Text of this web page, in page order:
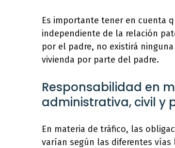
Es importante tener en cuenta
independiente de la relación
por el padre, no existirá
vivienda por parte del padre.
Responsabilidad en
administrativa, civil y
En materia de tráfico, las
varían según las diferentes